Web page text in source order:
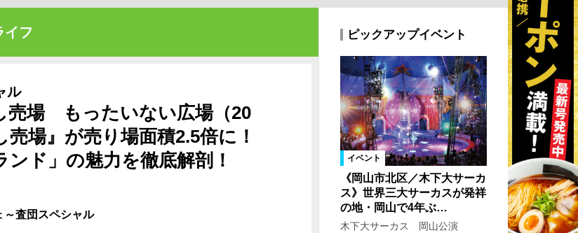
イフ
ル
売場 もったいない広場（20
場』が売り場面積2.5倍に！
ド」の魅力を徹底解剖！
～査団スペシャル
ピックアップイベント
イベント
《岡山市北区／木下大サーカ
ス》世界三大サーカスが発祥
の地・岡山で4年ぶ…
木下大サーカス 岡山公演